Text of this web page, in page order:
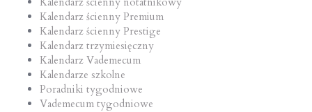
Kalendarz ścienny Premium
Kalendarz ścienny Prestige
Kalendarz trzymiesięczny
Kalendarz Vademecum
Kalendarze szkolne
Poradniki tygodniowe
Vademecum tygodniowe